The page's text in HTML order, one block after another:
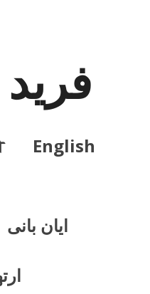
فرید
English
ايان بانی